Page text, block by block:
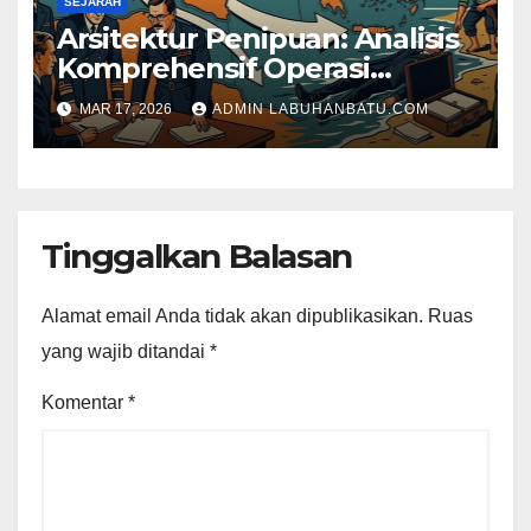
Arsitektur Penipuan: Analisis
Komprehensif Operasi
Mincemeat dan Patologi
Intelijen Nazi dalam Perang
Dunia II
MAR 17, 2026 ADMIN LABUHANBATU.COM
Tinggalkan Balasan
Alamat email Anda tidak akan dipublikasikan. Ruas
yang wajib ditandai *
Komentar *